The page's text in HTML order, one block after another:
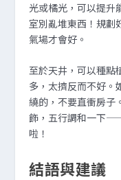
光或橘光，可以提升
室別亂堆東西！規劃
氣場才會好。
至於天井，可以種點
多，太擠反而不好。
繞的，不要直衝房子
飾，五行調和一下
啦！
結語與建議